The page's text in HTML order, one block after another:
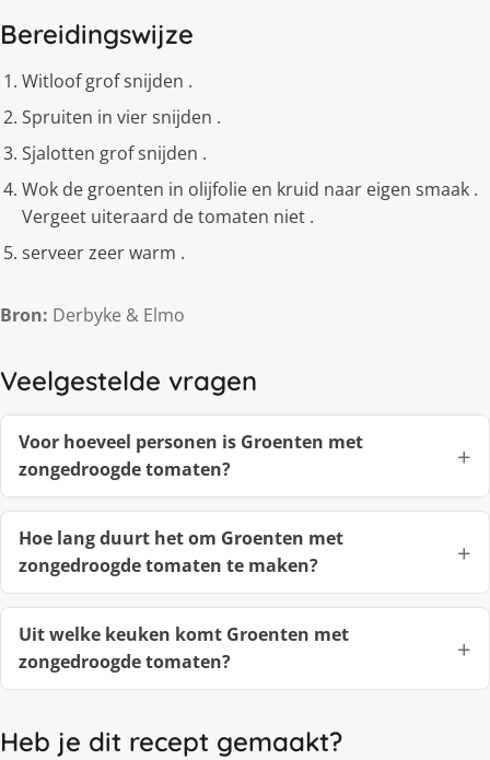
Bereidingswijze
Witloof grof snijden .
Spruiten in vier snijden .
Sjalotten grof snijden .
Wok de groenten in olijfolie en kruid naar eigen smaak .
Vergeet uiteraard de tomaten niet .
serveer zeer warm .
Bron: Derbyke & Elmo
Veelgestelde vragen
Voor hoeveel personen is Groenten met
zongedroogde tomaten?
Hoe lang duurt het om Groenten met
zongedroogde tomaten te maken?
Uit welke keuken komt Groenten met
zongedroogde tomaten?
Heb je dit recept gemaakt?